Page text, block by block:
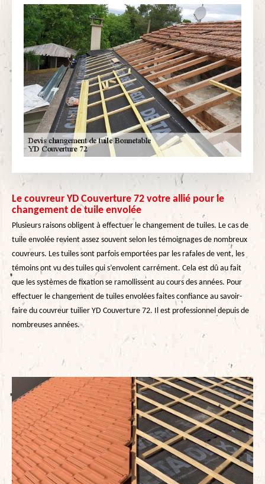
Le couvreur YD Couverture 72 votre allié pour le
changement de tuile envolée
Plusieurs raisons obligent à effectuer le changement de tuiles. Le cas de
tuile envolée revient assez souvent selon les témoignages de nombreux
couvreurs. Les tuiles sont parfois emportées par les rafales de vent, les
témoins ont vu des tuiles qui s’envolent carrément. Cela est dû au fait
que les systèmes de fixation se ramollissent au cours des années. Pour
effectuer le changement de tuiles envolées faites confiance au savoir-
faire du couvreur tuilier YD Couverture 72. Il est professionnel depuis de
nombreuses années.